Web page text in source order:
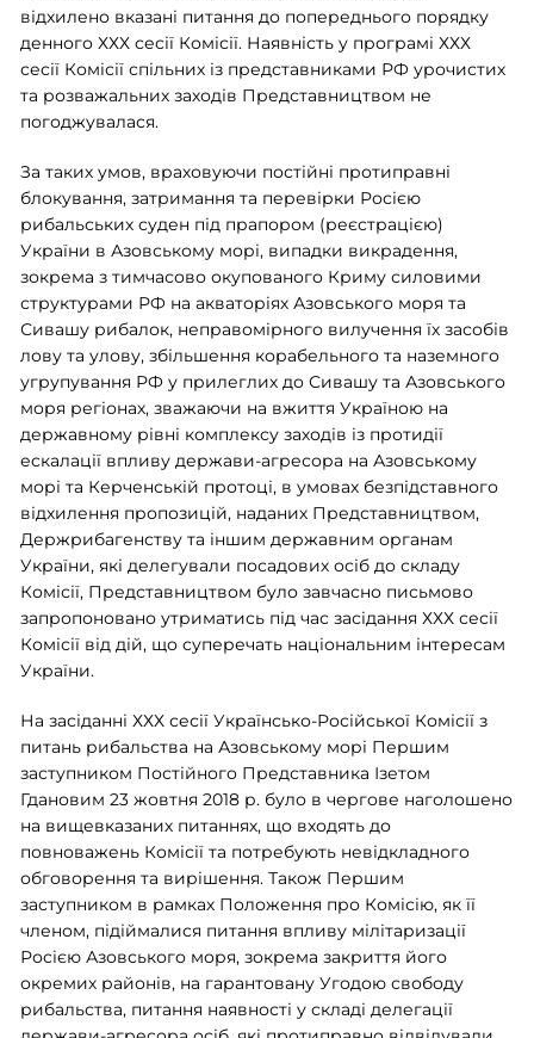
відхилено вказані питання до попереднього порядку
денного ХХХ сесії Комісії. Наявність у програмі ХХХ
сесії Комісії спільних із представниками РФ урочистих
та розважальних заходів Представництвом не
погоджувалася.
За таких умов, враховуючи постійні протиправні
блокування, затримання та перевірки Росією
рибальських суден під прапором (реєстрацією)
України в Азовському морі, випадки викрадення,
зокрема з тимчасово окупованого Криму силовими
структурами РФ на акваторіях Азовського моря та
Сивашу рибалок, неправомірного вилучення їх засобів
лову та улову, збільшення корабельного та наземного
угрупування РФ у прилеглих до Сивашу та Азовського
моря регіонах, зважаючи на вжиття Україною на
державному рівні комплексу заходів із протидії
ескалації впливу держави-агресора на Азовському
морі та Керченській протоці, в умовах безпідставного
відхилення пропозицій, наданих Представництвом,
Держрибагенству та іншим державним органам
України, які делегували посадових осіб до складу
Комісії, Представництвом було завчасно письмово
запропоновано утриматись під час засідання ХХХ сесії
Комісії від дій, що суперечать національним інтересам
України.
На засіданні ХХХ сесії Українсько-Російської Комісії з
питань рибальства на Азовському морі Першим
заступником Постійного Представника Ізетом
Гдановим 23 жовтня 2018 р. було в чергове наголошено
на вищевказаних питаннях, що входять до
повноважень Комісії та потребують невідкладного
обговорення та вирішення. Також Першим
заступником в рамках Положення про Комісію, як її
членом, підіймалися питання впливу мілітаризації
Росією Азовського моря, зокрема закриття його
окремих районів, на гарантовану Угодою свободу
рибальства, питання наявності у складі делегації